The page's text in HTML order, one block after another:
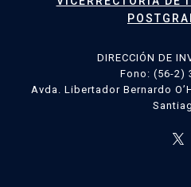
DIRECCIÓN DE
Fono: (56-2)
Avda. Libertador Bernardo